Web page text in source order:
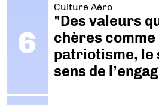
Culture Aéro
"Des valeurs
chères
patriotisme, le
sens de